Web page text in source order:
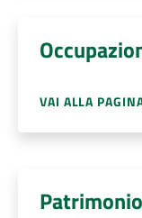
VAI ALLA
Patrimonio